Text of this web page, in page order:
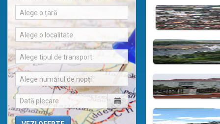
Alege o țară
Alege o localitate
Alege tipul de transport
Alege numărul de nopți